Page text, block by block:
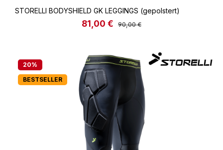
STORELLI BODYSHIELD GK LEGGINGS (gepolstert)
Verkaufspreis:
81,00 € Regulärer Preis:
90,00 €
20%
BESTSELLER